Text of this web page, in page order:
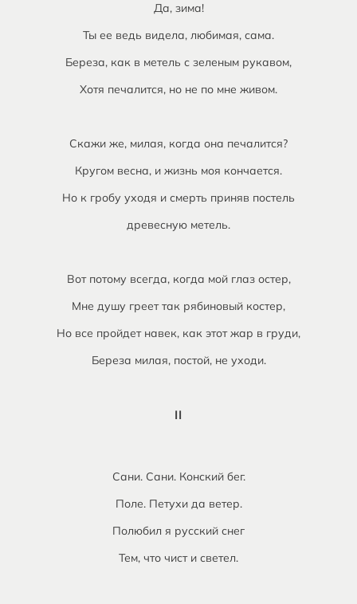
Да, зима!
Ты ее ведь видела, любимая, сама.
Береза, как в метель с зеленым рукавом,
Хотя печалится, но не по мне живом.
Скажи же, милая, когда она печалится?
Кругом весна, и жизнь моя кончается.
Но к гробу уходя и смерть приняв постель
древесную метель.
Вот потому всегда, когда мой глаз остер,
Мне душу греет так рябиновый костер,
Но все пройдет навек, как этот жар в груди,
Береза милая, постой, не уходи.
II
Сани. Сани. Конский бег.
Поле. Петухи да ветер.
Полюбил я русский снег
Тем, что чист и светел.